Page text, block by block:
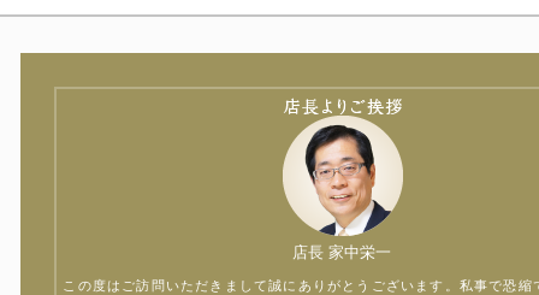
店長 家中栄一
この度はご訪問いただきまして誠にありがとうございます。私事で恐縮